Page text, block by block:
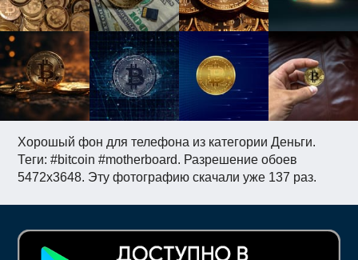
Хорошый фон для телефона из категории Деньги.
Теги: #bitcoin #motherboard. Разрешение обоев
5472x3648. Эту фотографию скачали уже 137 раз.